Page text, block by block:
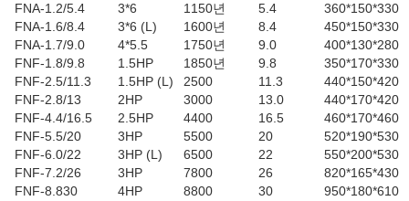
FNA-1.2/5.4
3*6 1150년 5.4
360*150*330
FNA-1.6/8.4
3*6 (L) 1600년 8.4
450*150*330
FNA-1.7/9.0
4*5.5 1750년 9.0
400*130*280
FNF-1.8/9.8
1.5HP 1850년 9.8
350*170*330
FNF-2.5/11.3
1.5HP (L) 2500 11.3
440*150*420
FNF-2.8/13
2HP 3000 13.0
440*170*420
FNF-4.4/16.5
2.5HP 4400 16.5
460*170*460
FNF-5.5/20
3HP 5500 20
520*190*530
FNF-6.0/22
3HP (L) 6500 22
550*200*530
FNF-7.2/26
3HP 7800 26
820*165*430
FNF-8.830
4HP 8800 30
950*180*610